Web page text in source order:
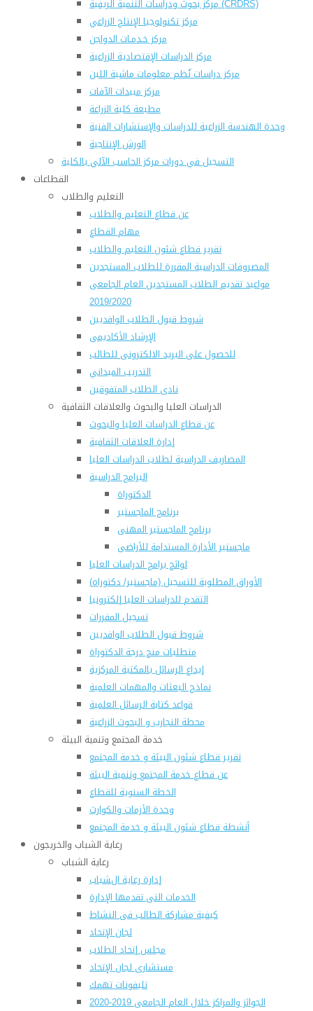
مركز بحوث ودراسات التنمية الريفية (CRDRS)
مركز تكنولوجيا الإنتاج الزراعي
مركز خـدمـات الدواجن
مركز الدراسات الإقتصادية الزراعية
مركز دراسات نُظم معلومات ماشية اللبن
مركز مبيدات الآفات
مطبعة كلية الزراعة
وحدة الهندسة الزراعية للدراسات والإستشارات الفنية
الورش الإنتاجية
التسجيل في دورات مركز الحاسب الآلي بالكلية
القطاعات
التعليم والطلاب
عن قطاع التعليم والطلاب
مهام القطاع
تقرير قطاع شئون التعليم والطلاب
المصروفات الدراسية المقررة للطلاب المستجدين
مواعيد تقديم الطلاب المستجدين العام الجامعى
2019/2020
شروط قبول الطلاب الوافديين
الإرشاد الأكاديمى
للحصول على البريد الالكترونى للطالب
التدريب الميداني
نادى الطلاب المتفوقين
الدراسات العليا والبحوث والعلاقات الثقافية
عن قطاع الدراسات العليا والبحوث
إدارة العلاقات الثقافية
المصاريف الدراسية لطلاب الدراسات العليا
البرامج الدراسية
الدكتوراة
برنامج الماجستير
برنامج الماجستير المهنى
ماجستير الأدارة المستدامة للأراضى
لوائح برامج الدراسات العليا
(الأوراق المطلوبة للتسجيل (ماجستير/ دكتوراه
التقدم للدراسات العليا إلكترونيا
تسجيل المقررات
شروط قبول الطلاب الوافديين
متطلبات منح درجة الدكتوراة
إيداع الرسائل بالمكتبة المركزية
نماذج البعثات والمهمات العلمية
قواعد كتابة الرسائل العلمية
محطة التجارب و البحوث الزراعية
خدمة المجتمع وتنمية البيئة
تقرير قطاع شئون البيئة و خدمة المجتمع
عن قطاع خدمة المجتمع وتنمية البيئة
الخطة السنوية للقطاع
وحدة الأزمات والكوارث
أنشطة قطاع شئون البيئة و خدمة المجتمع
رعاية الشباب والخريجون
رعاية الشباب
إدارة رعاية الشباب
الخدمات التى تقدمها الإدارة
كيفية مشاركة الطالب فى النشاط
لجان الإتحاد
مجلس إتحاد الطلاب
مستشارى لجان الإتحاد
تليفونات تهمك
الجوائز والمراكز خلال العام الجامعى 2019-2020